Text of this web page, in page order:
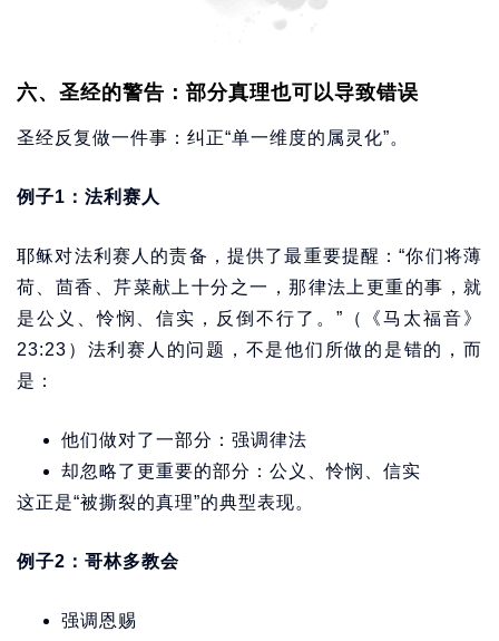
六、圣经的警告：部分真理也可以导致错误
圣经反复做一件事：纠正“单一维度的属灵化”。
例子1：法利赛人
耶稣对法利赛人的责备，提供了最重要提醒：“你们将薄
荷、茴香、芹菜献上十分之一，那律法上更重的事，就
是公义、怜悯、信实，反倒不行了。”（《马太福音》
23:23）法利赛人的问题，不是他们所做的是错的，而
是：
他们做对了一部分：强调律法
却忽略了更重要的部分：公义、怜悯、信实
这正是“被撕裂的真理”的典型表现。
例子2：哥林多教会
强调恩赐